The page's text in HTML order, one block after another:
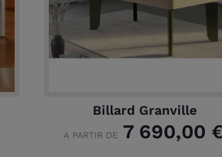
Billard Granville
A PARTIR DE 7 690,00